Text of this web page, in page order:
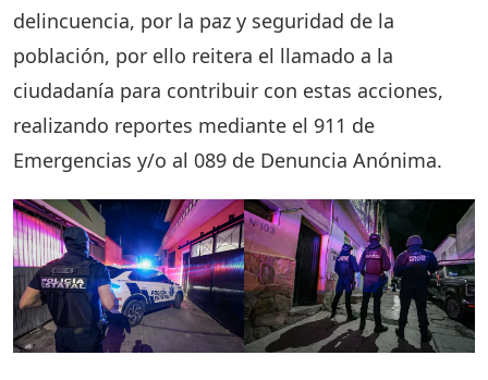
delincuencia, por la paz y seguridad de la
población, por ello reitera el llamado a la
ciudadanía para contribuir con estas acciones,
realizando reportes mediante el 911 de
Emergencias y/o al 089 de Denuncia Anónima.